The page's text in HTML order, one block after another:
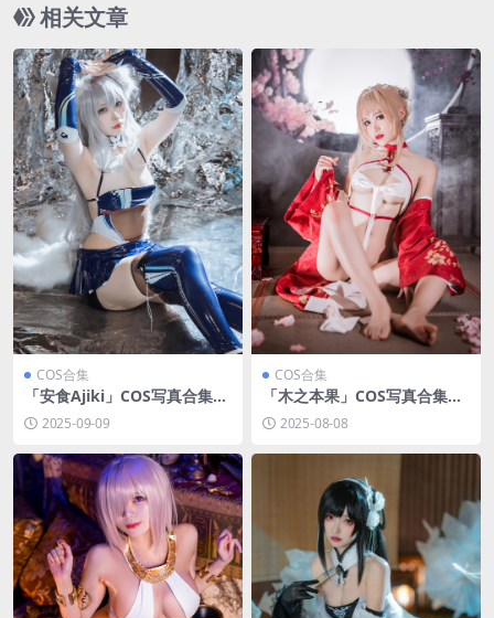
相关文章
COS合集
「安食Ajiki」COS写真合集
[持续更新]
2025-09-09
COS合集
「木之本果」COS写真合集
[持续更新]
2025-08-08